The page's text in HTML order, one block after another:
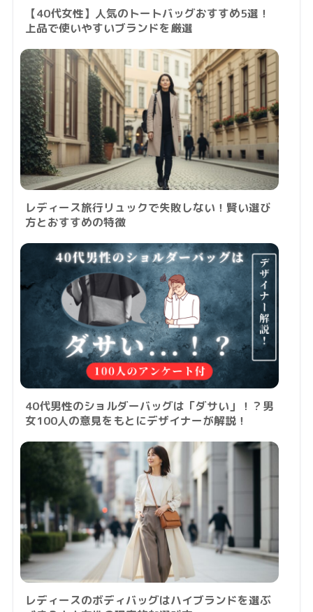
【40代女性】人気のトートバッグおすすめ5選！
上品で使いやすいブランドを厳選
レディース旅行リュックで失敗しない！賢い選び
方とおすすめの特徴
40代男性のショルダーバッグは「ダサい」！？男
女100人の意見をもとにデザイナーが解説！
レディースのボディバッグはハイブランドを選ぶ